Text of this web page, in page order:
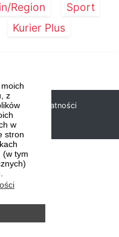
z
w
stron
(w tym
Region
Sport
Kurier Plus
Polityka prywatności